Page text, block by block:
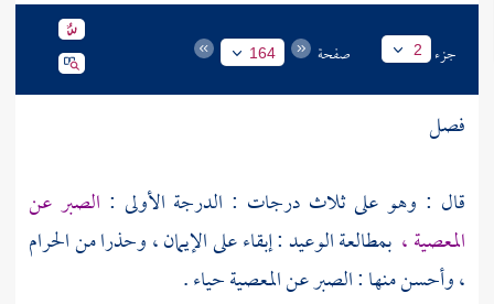
جزء 2 صفحة 164
فصل
قال : وهو على ثلاث درجات : الدرجة الأولى : الصبر عن
المعصية ، بمطالعة الوعيد : إبقاء على الإيمان ، وحذرا من الحرام
، وأحسن منها : الصبر عن المعصية حياء .